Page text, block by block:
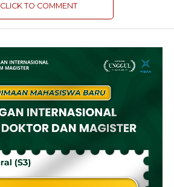
CLICK TO COMMENT